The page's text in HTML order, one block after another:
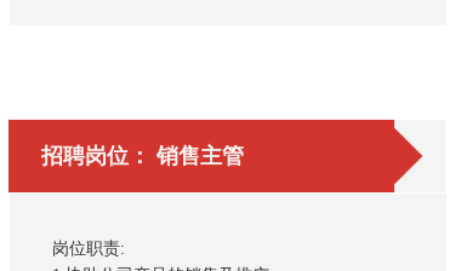
招聘岗位： 销售主管
岗位职责: